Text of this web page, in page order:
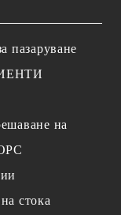
пазаруване
на
стока